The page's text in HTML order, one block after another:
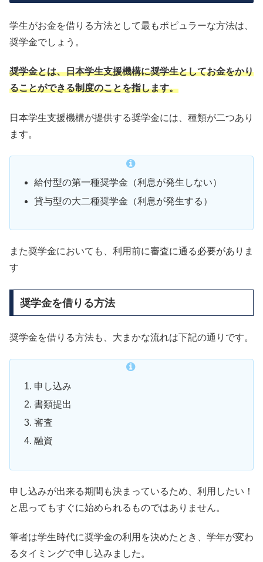
学生がお金を借りる方法として最もポピュラーな方法は、
奨学金でしょう。
奨学金とは、日本学生支援機構に奨学生としてお金をかり
ることができる制度のことを指します。
日本学生支援機構が提供する奨学金には、種類が二つあり
ます。
給付型の第一種奨学金（利息が発生しない）
貸与型の大二種奨学金（利息が発生する）
また奨学金においても、利用前に審査に通る必要がありま
す
奨学金を借りる方法
奨学金を借りる方法も、大まかな流れは下記の通りです。
申し込み
書類提出
審査
融資
申し込みが出来る期間も決まっているため、利用したい！
と思ってもすぐに始められるものではありません。
筆者は学生時代に奨学金の利用を決めたとき、学年が変わ
るタイミングで申し込みました。